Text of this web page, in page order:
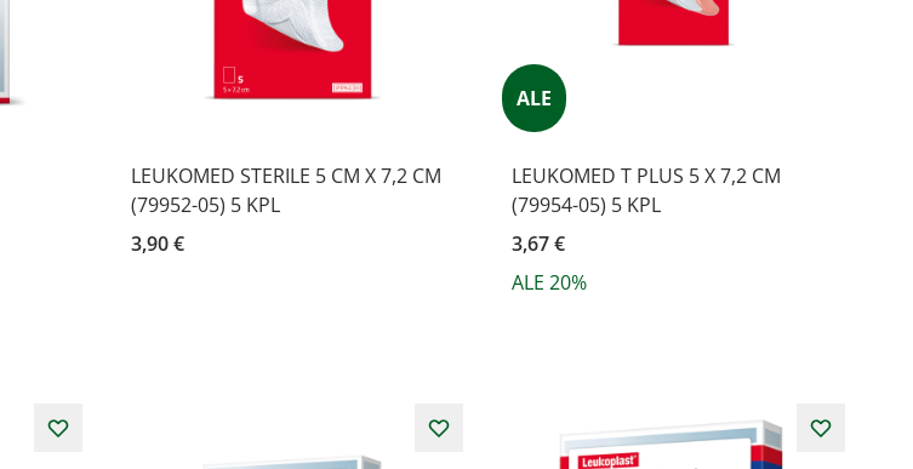
LEUKOMED STERILE 5 CM X 7,2 CM
(79952-05) 5 KPL
3,90 €
ALE
LEUKOMED T PLUS 5 X 7,2 CM
(79954-05) 5 KPL
3,67 €
ALE 20%